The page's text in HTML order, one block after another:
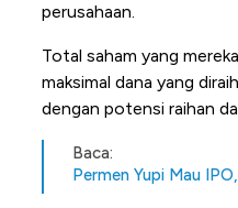
perusahaan.
Total saham yang
maksimal dana yang
dengan potensi raihan
Baca:
Permen Yupi Mau